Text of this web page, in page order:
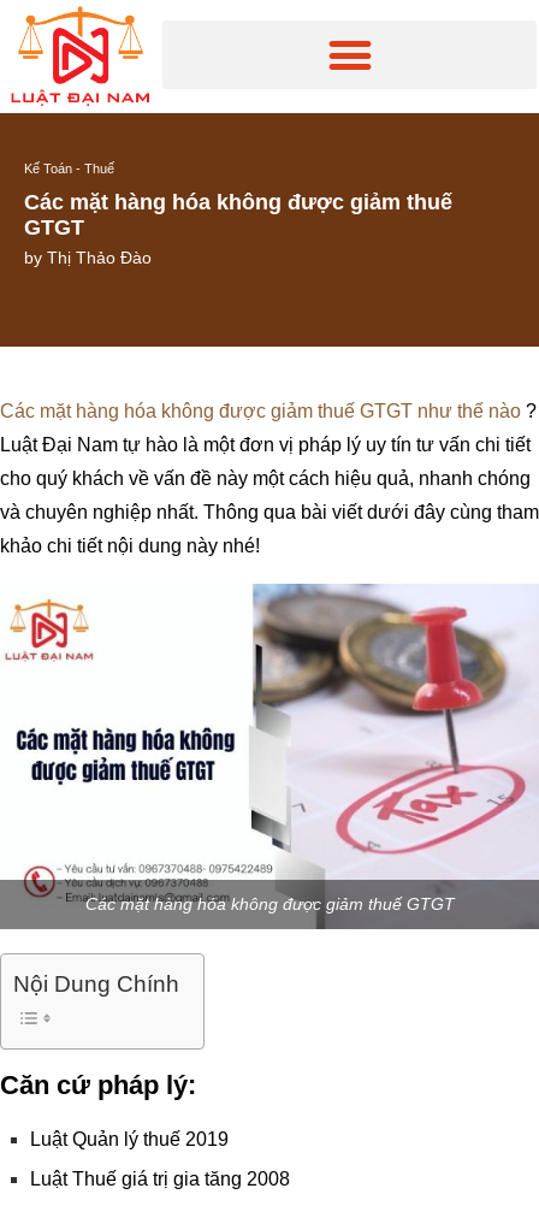
Kế Toán - Thuế
Các mặt hàng hóa không được giảm thuế
GTGT
by Thị Thảo Đào
Các mặt hàng hóa không được giảm thuế GTGT như thế nào ?
Luật Đại Nam tự hào là một đơn vị pháp lý uy tín tư vấn chi tiết
cho quý khách về vấn đề này một cách hiệu quả, nhanh chóng
và chuyên nghiệp nhất. Thông qua bài viết dưới đây cùng tham
khảo chi tiết nội dung này nhé!
Các mặt hàng hóa không được giảm thuế GTGT
Nội Dung Chính
Căn cứ pháp lý:
Luật Quản lý thuế 2019
Luật Thuế giá trị gia tăng 2008